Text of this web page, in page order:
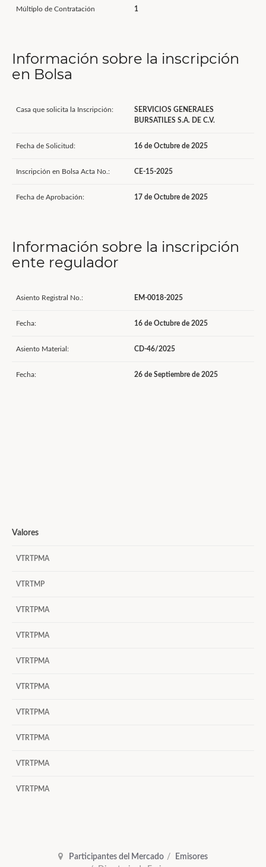
Múltiplo de Contratación 1
Información sobre la inscripción
en Bolsa
Casa que solicita la Inscripción:
SERVICIOS GENERALES
BURSATILES S.A. DE C.V.
Fecha de Solicitud: 16 de Octubre de 2025
Inscripción en Bolsa Acta No.: CE-15-2025
Fecha de Aprobación: 17 de Octubre de 2025
Información sobre la inscripción
ente regulador
Asiento Registral No.: EM-0018-2025
Fecha: 16 de Octubre de 2025
Asiento Material: CD-46/2025
Fecha: 26 de Septiembre de 2025
Valores
VTRTPMA
VTRTMP
VTRTPMA
VTRTPMA
VTRTPMA
VTRTPMA
VTRTPMA
VTRTPMA
VTRTPMA
VTRTPMA
Participantes del Mercado
Emisores